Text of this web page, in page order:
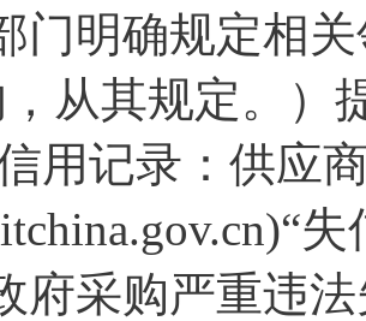
门明确规定相
从其规定。）
用记录：供应
府采购严重违